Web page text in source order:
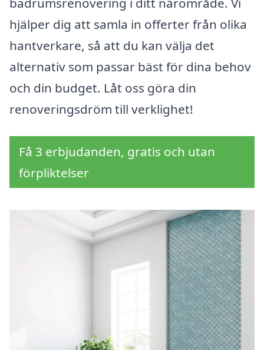
hjälper dig att samla in offerter från olika
hantverkare, så att du kan välja det
alternativ som passar bäst för dina behov
och din budget. Låt oss göra din
renoveringsdröm till verklighet!
Få 3 erbjudanden, gratis och utan
förpliktelser